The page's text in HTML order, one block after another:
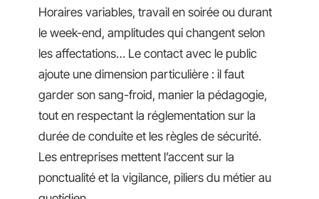
Horaires variables, travail en soirée ou durant
le week-end, amplitudes qui changent selon
les affectations… Le contact avec le public
ajoute une dimension particulière : il faut
garder son sang-froid, manier la pédagogie,
tout en respectant la réglementation sur la
durée de conduite et les règles de sécurité.
Les entreprises mettent l’accent sur la
ponctualité et la vigilance, piliers du métier au